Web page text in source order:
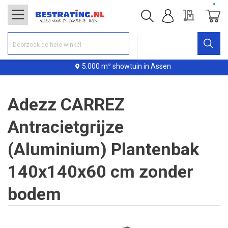
5.000 m² showtuin in Assen
Offerte
Adezz CARREZ
Antracietgrijze
(Aluminium) Plantenbak
140x140x60 cm zonder
bodem